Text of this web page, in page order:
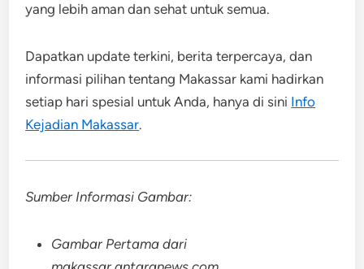
yang lebih aman dan sehat untuk semua.
Dapatkan update terkini, berita terpercaya, dan
informasi pilihan tentang Makassar kami hadirkan
setiap hari spesial untuk Anda, hanya di sini Info
Kejadian Makassar.
Sumber Informasi Gambar:
Gambar Pertama dari